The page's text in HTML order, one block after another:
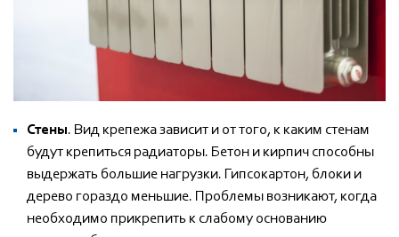
Стены. Вид крепежа зависит и от того, к каким стенам
будут крепиться радиаторы. Бетон и кирпич способны
выдержать большие нагрузки. Гипсокартон, блоки и
дерево гораздо меньшие. Проблемы возникают, когда
необходимо прикрепить к слабому основанию